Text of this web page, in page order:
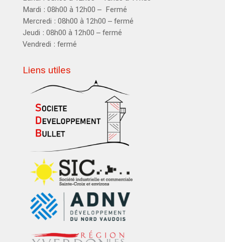
Mardi : 08h00 à 12h00 – Fermé
Mercredi : 08h00 à 12h00 – fermé
Jeudi : 08h00 à 12h00 – fermé
Vendredi : fermé
Liens utiles